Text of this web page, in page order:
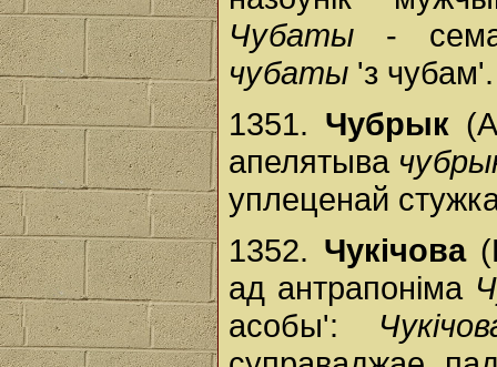
Чубаты -
чубаты 'з чубам'.
1351. Чубрык
апелятыва
уплеценай
1352. Чукічова
ад антрапоніма
асобы':